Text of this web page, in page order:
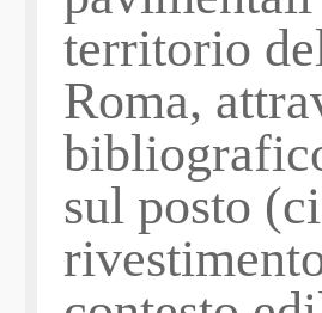
territorio
Roma,
sul posto